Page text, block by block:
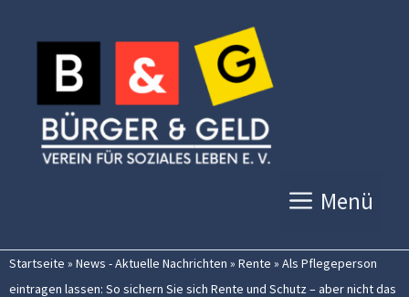
Inhalt
springen
Menü
Startseite » News - Aktuelle Nachrichten » Rente » Als Pflegeperson
eintragen lassen: So sichern Sie sich Rente und Schutz – aber nicht das